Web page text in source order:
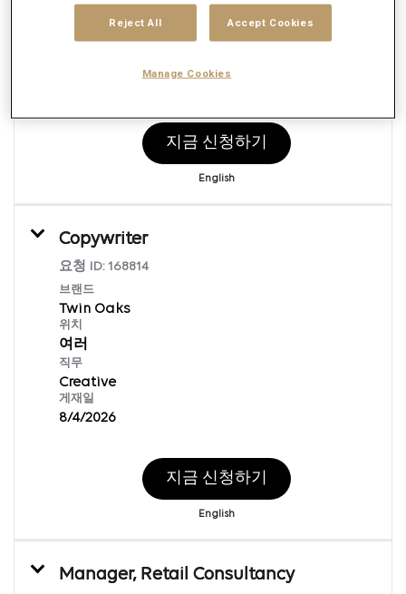
여러
지금 신청하기
English
Copywriter
요청 ID: 168814
브랜드
Twin Oaks
위치
여러
직무
Creative
게재일
8/4/2026
지금 신청하기
English
Manager, Retail Consultancy
Reject All Accept Cookies
Manage Cookies